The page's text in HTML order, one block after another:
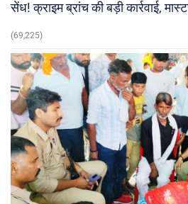
सेंध! क्राइम ब्रांच की बड़ी कार्रवाई,
(69,225)